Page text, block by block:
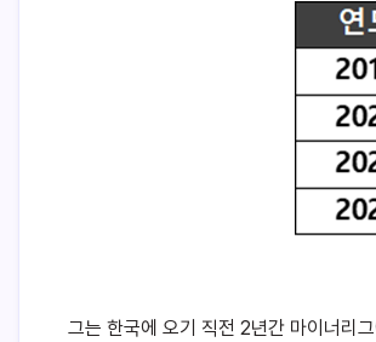
그는 한국에 오기 직전 2년간 마이너리